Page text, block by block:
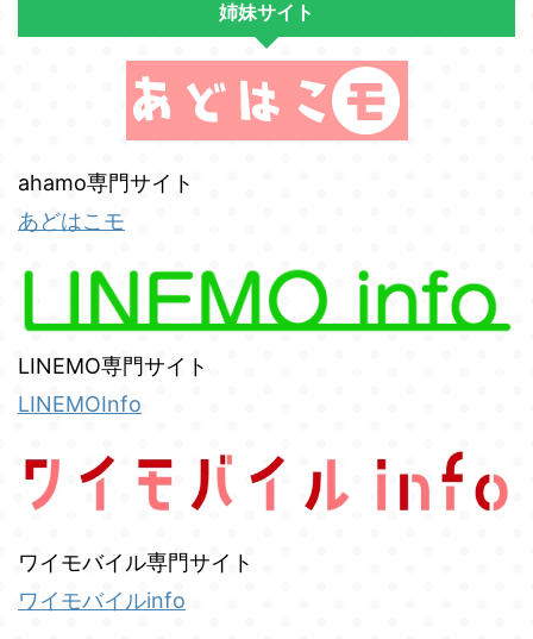
姉妹サイト
ahamo専門サイト
あどはこモ
LINEMO専門サイト
LINEMOInfo
ワイモバイル専門サイト
ワイモバイルinfo